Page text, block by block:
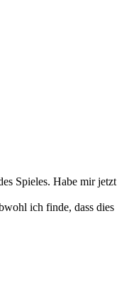
Spieles. Habe mir jetzt
ich finde, dass dies